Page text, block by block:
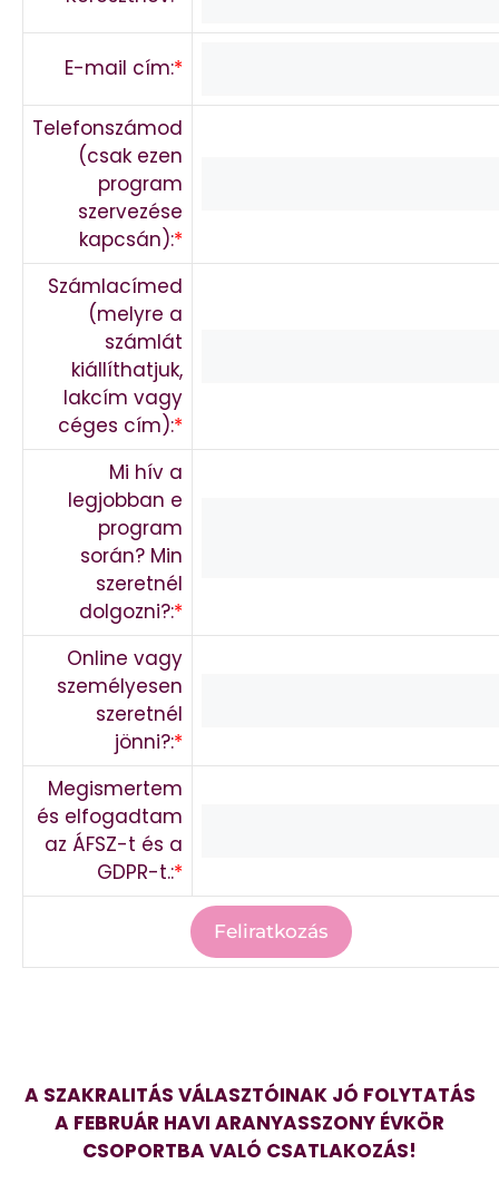
E-mail cím:*
Telefonszámod
(csak ezen
program
szervezése
kapcsán):*
Számlacímed
(melyre a
számlát
kiállíthatjuk,
lakcím vagy
céges cím):*
Mi hív a
legjobban e
program
során? Min
szeretnél
dolgozni?:*
Online vagy
személyesen
szeretnél
jönni?:*
Megismertem
és elfogadtam
az ÁFSZ-t és a
GDPR-t.:*
A SZAKRALITÁS VÁLASZTÓINAK JÓ FOLYTATÁS
A FEBRUÁR HAVI ARANYASSZONY ÉVKÖR
CSOPORTBA VALÓ CSATLAKOZÁS!